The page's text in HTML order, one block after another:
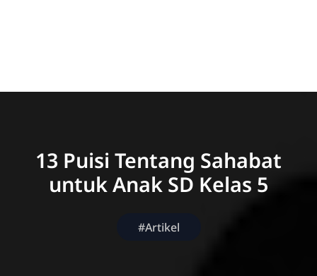
13 Puisi Tentang Sahabat
untuk Anak SD Kelas 5
#Artikel